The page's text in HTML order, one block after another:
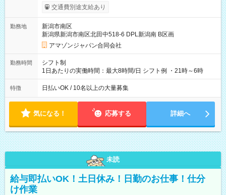
まで昇給の機会があります。 ■正社員登用制度あり ※月末締/翌
月25日支払い ※時間外手当、別途支給 ※深夜割増賃金 (22:00～
☆Amazon直雇用で安定して働けます！ 【試用期間】試用期間
あり 試用期間の長さ：1週間 雇用形態、給与は本採用時と同じ
です。
交通費別途支給あり
勤務地
新潟市南区
新潟県新潟市南区北田中518-6 DPL新潟南 B区画
アマゾンジャパン合同会社
勤務時間
シフト制
1日あたりの実働時間：最大8時間/日 シフト例 ・21時～6時
特徴 日払いOK / 10名以上の大量募集
気になる！ 応募する 詳細へ
未読
給与即払いOK！土日休み！日勤のお仕事！仕分
け作業